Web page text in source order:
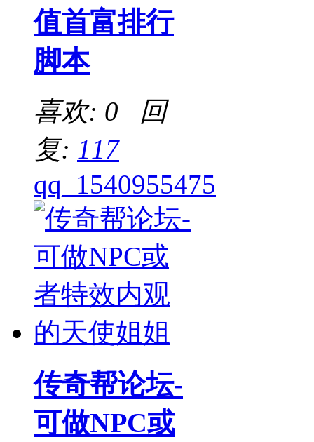
值首富排行
脚本
喜欢: 0 回
复: 117
qq_1540955475
传奇帮论坛-
可做NPC或